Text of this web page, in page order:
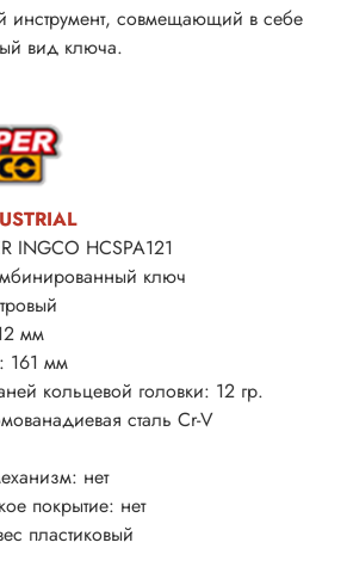
инструмент, совмещающий в себе
вид ключа.
INGCO HCSPA121
ключ
мм
161 мм
кольцевой головки: 12 гр.
сталь Cr-V
нет
покрытие: нет
пластиковый